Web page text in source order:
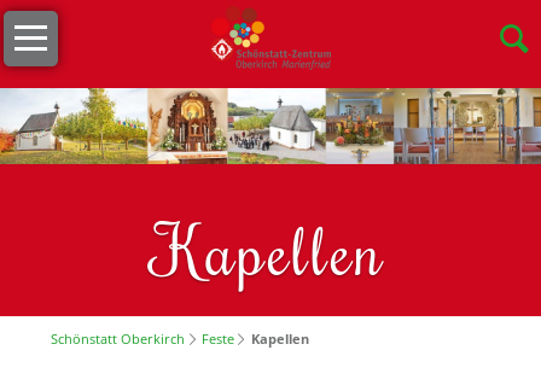
Kapellen
Navigation
überspringen
Willkommen
Öffnungszeiten
s
´Lädele
Schönstatt Oberkirch Feste Kapellen